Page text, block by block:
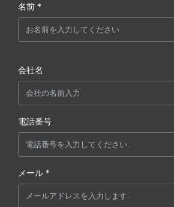
名前 *
会社名
電話番号
メール *